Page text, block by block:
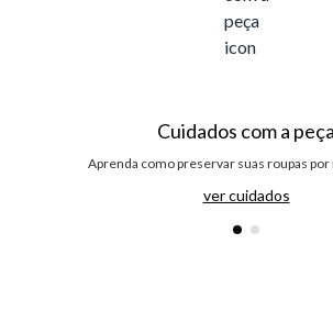
Cuidados com a peça
Aprenda como preservar suas roupas por
ver cuidados